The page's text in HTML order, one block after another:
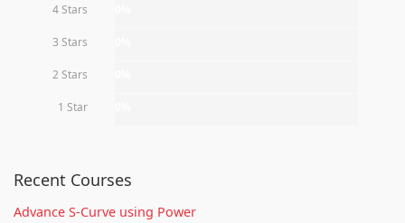
4 Stars
3 Stars
2 Stars
1 Star
Recent Courses
Advance S-Curve using Power